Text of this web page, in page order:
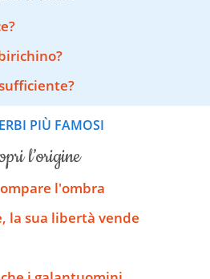
PIÙ FAMOSI
l’origine
l'ombra
la sua libertà vende